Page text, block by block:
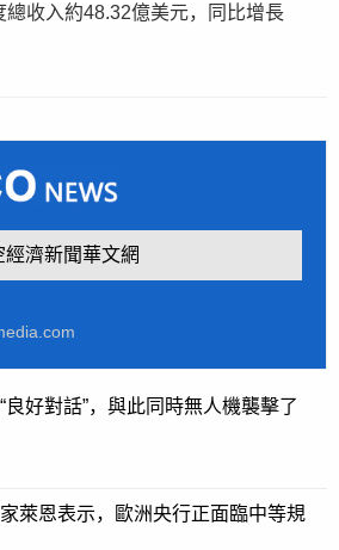
總收入約48.32億美元，同比增長
濟新聞華文網
好對話”，與此同時無人機襲擊了
萊恩表示，歐洲央行正面臨中等規